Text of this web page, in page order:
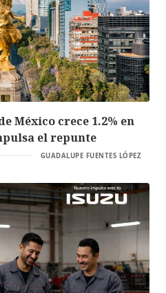
México crece 1.2% en
el repunte
GUADALUPE FUENTES LÓPEZ